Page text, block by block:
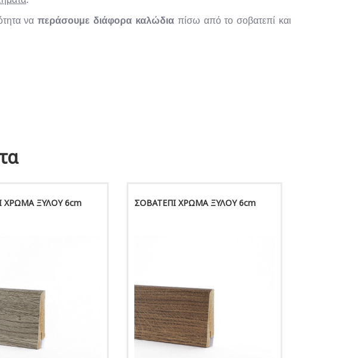
ναπεράσουμε διάφορα καλώδιαπίσω από το σοβατεπί και
ΧΡΩΜΑ ΞΥΛΟΥ 6cm ΣΟΒΑΤΕΠΙ ΧΡΩΜΑ ΞΥΛΟΥ 6cm